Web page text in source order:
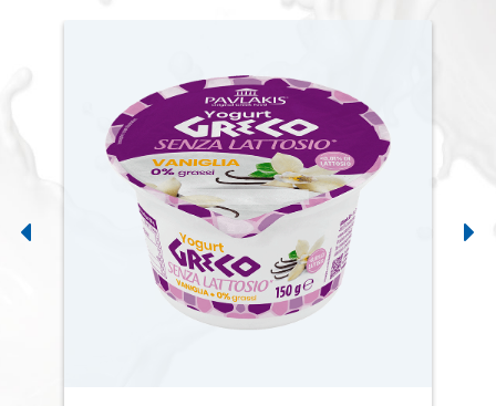
Previous